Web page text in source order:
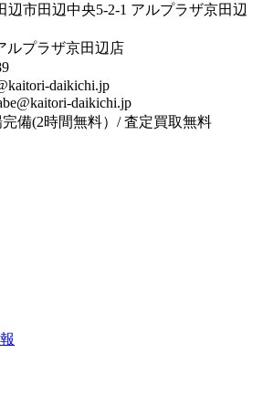
辺市田辺中央5-2-1 アルプラザ京田辺
プラザ京田辺店
daikichi.jp
daikichi.jp
完備(2時間無料）/ 査定買取無料